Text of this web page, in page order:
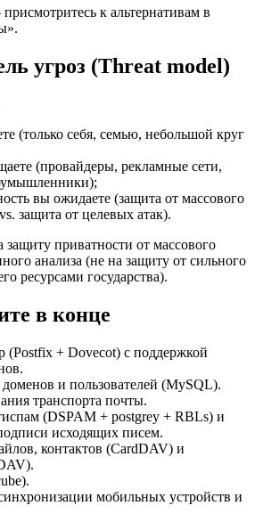
к альтернативам в
угроз (Threat model)
(только себя, семью, небольшой круг
(провайдеры, рекламные сети,
вы ожидаете (защита от массового
защита от целевых атак).
защиту приватности от массового
анализа (не на защиту от сильного
ресурсами государства).
в конце
(Postfix + Dovecot) с поддержкой
и пользователей (MySQL).
транспорта почты.
(DSPAM + postgrey + RBLs) и
исходящих писем.
контактов (CardDAV) и
мобильных устройств и